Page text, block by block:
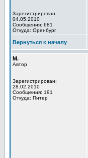
Зарегистрирован:
04.05.2010
Сообщения: 681
Откуда: Оренбург
Вернуться к началу
М.
Автор
Зарегистрирован:
28.02.2010
Сообщения: 191
Откуда: Питер